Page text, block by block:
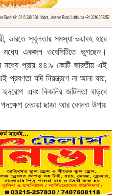
ভারতে স্থূলতার সমস্যা ভয়াবহ হারে
মধ্যে একজন ওবেসিটিতে ভুগছেন।
প্রায় ৪৪.৯ কোটি ভারতীয় এই
যদি নিয়ন্ত্রণে না আনা যায়,
হৃদরোগ এবং কিডনির জটিলতা বাড়বে
নেওয়া ছাড়া আর কোনও উপায়